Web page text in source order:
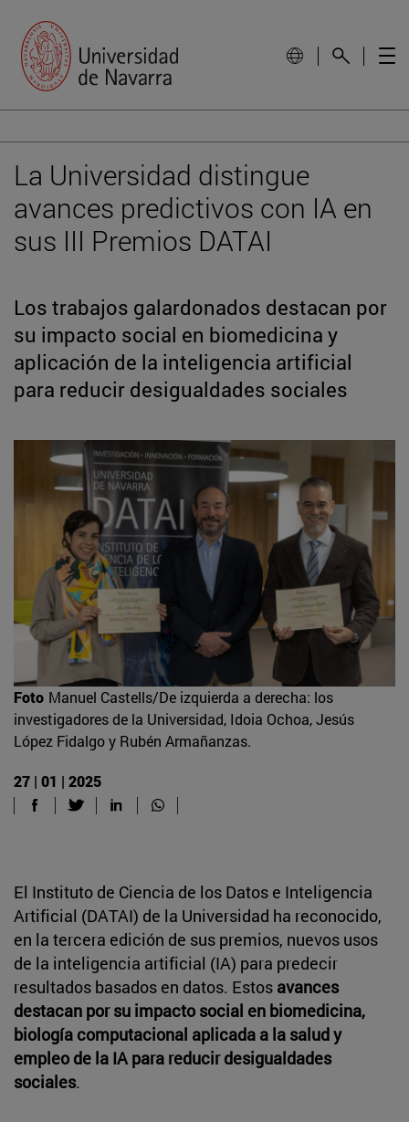
La Universidad distingue
avances predictivos con IA en
sus III Premios DATAI
Los trabajos galardonados destacan por
su impacto social en biomedicina y
aplicación de la inteligencia artificial
para reducir desigualdades sociales
Foto Manuel Castells/De izquierda a derecha: los
investigadores de la Universidad, Idoia Ochoa, Jesús
López Fidalgo y Rubén Armañanzas.
27 | 01 | 2025
El Instituto de Ciencia de los Datos e Inteligencia
Artificial (DATAI) de la Universidad ha reconocido,
en la tercera edición de sus premios, nuevos usos
de la inteligencia artificial (IA) para predecir
resultados basados en datos. Estos avances
destacan por su impacto social en biomedicina,
biología computacional aplicada a la salud y
empleo de la IA para reducir desigualdades
sociales.